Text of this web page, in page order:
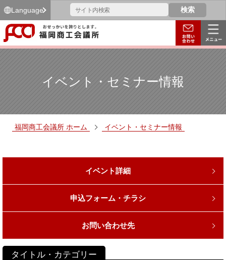
Language
イベント・セミナー情報
福岡商工会議所 ホーム イベント・セミナー情報
イベント詳細
申込フォーム・チラシ
お問い合わせ先